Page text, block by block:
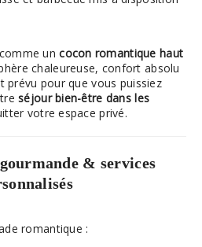
uncocon romantique haut
chaleureuse, confort absolu
pour que vous puissiez
séjour bien-être dans les
votre espace privé.
& services
romantique :